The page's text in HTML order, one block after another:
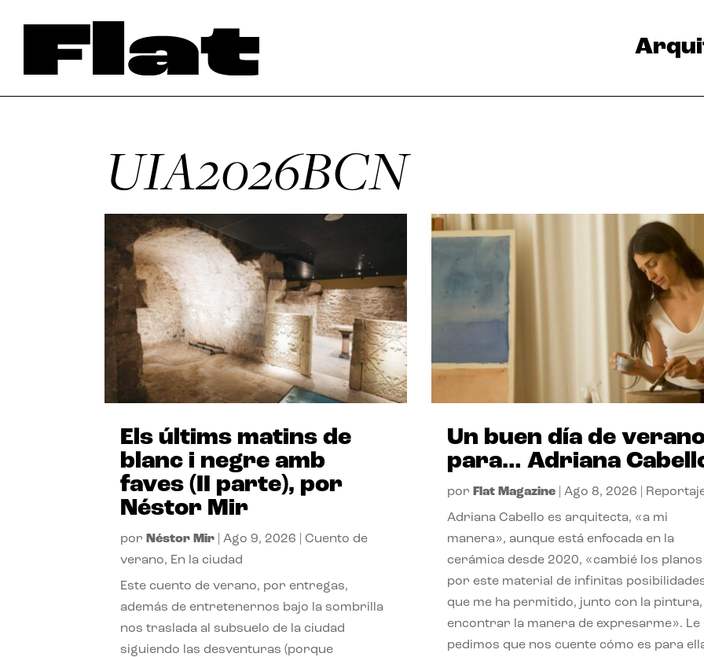
UIA2026BCN
Els últims matins de
blanc i negre amb
faves (II parte), por
Néstor Mir
por Néstor Mir |Ago 9, 2026 |Cuento de
verano, En la ciudad
Este cuento de verano, por entregas,
además de entretenernos bajo la sombrilla
nos traslada al subsuelo de la ciudad
siguiendo las desventuras (porque
Un buen día de
para… Adriana
por Flat Magazine| Ago 8, 2026
Adriana Cabello es arquitecta, «a mi
manera», aunque está enfocada en la
cerámica desde 2020, «cambié los planos
por este material de infinitas
que me ha permitido, junto con la pintura,
encontrar la manera de expresarme». Le
pedimos que nos cuente cómo es para